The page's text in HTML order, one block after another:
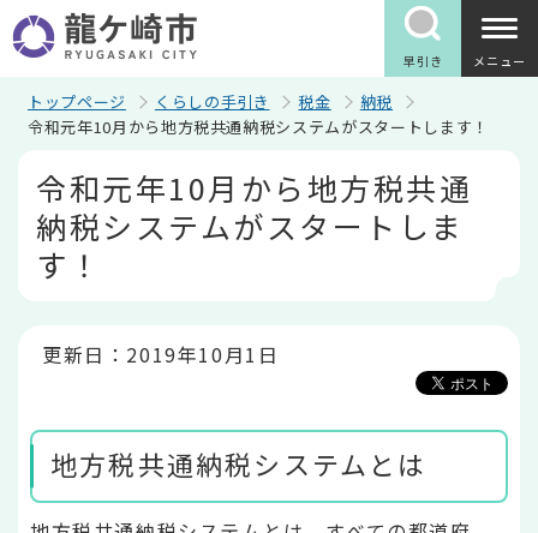
の
ペ
早引き メニュー
トップページ くらしの手引き 税金
納税
令和元年10月から地方税共通納税システムがスタートします！
令和元年10月から地方税共通
納税システムがスタートしま
す！
更新日：2019年10月1日
地方税共通納税システムとは